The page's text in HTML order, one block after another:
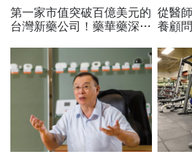
第一家市值突破百億美元的
台灣新藥公司！藥華藥深耕
從醫
養顧問 DR.WU開啟智慧養